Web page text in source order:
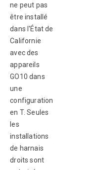
ne peut pas
être installé
dans l'État de
Californie
avec des
appareils
GO10 dans
une
configuration
en T. Seules
les
installations
de harnais
droits sont